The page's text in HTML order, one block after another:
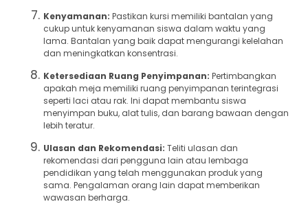
Kenyamanan: Pastikan kursi memiliki bantalan yang
cukup untuk kenyamanan siswa dalam waktu yang
lama. Bantalan yang baik dapat mengurangi kelelahan
dan meningkatkan konsentrasi.
Ketersediaan Ruang Penyimpanan: Pertimbangkan
apakah meja memiliki ruang penyimpanan terintegrasi
seperti laci atau rak. Ini dapat membantu siswa
menyimpan buku, alat tulis, dan barang bawaan dengan
lebih teratur.
Ulasan dan Rekomendasi: Teliti ulasan dan
rekomendasi dari pengguna lain atau lembaga
pendidikan yang telah menggunakan produk yang
sama. Pengalaman orang lain dapat memberikan
wawasan berharga.